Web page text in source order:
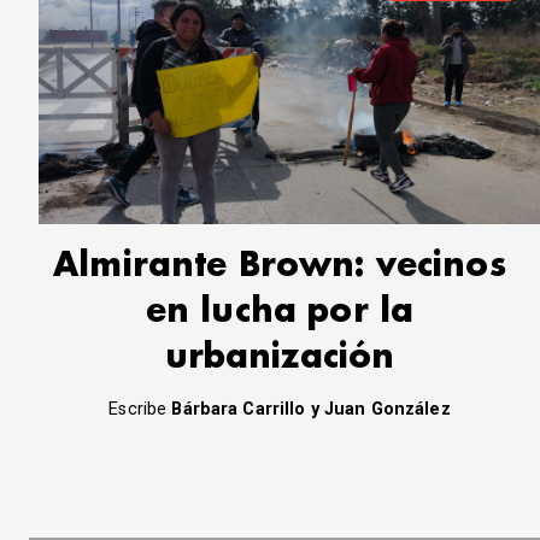
Almirante Brown: vecinos
en lucha por la
urbanización
Escribe Bárbara Carrillo y Juan González